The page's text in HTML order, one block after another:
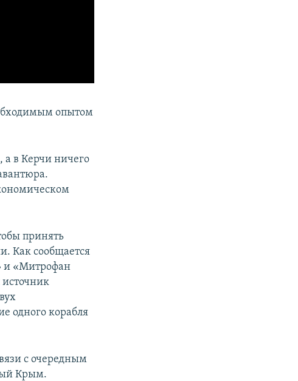
опытом
а в Керчи ничего
принять
Как сообщается
и «Митрофан
источник
одного корабля
с очередным
Крым.